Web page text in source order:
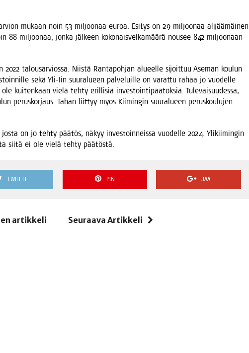
mukaan noin 53 mil­joo­naa euroa. Esi­tys on 29 mil­joo­naa ali­jää­mäi­nen.
88 mil­joo­naa, jon­ka jäl­keen koko­nais­vel­ka­mää­rä nousee 842 mil­joo­naan
2022 talous­ar­vios­sa. Niis­tä Ran­ta­poh­jan alu­eel­le sijoit­tuu Ase­man kou­lun
sekä Yli-Iin suur­alu­een pal­ve­luil­le on varat­tu rahaa jo vuo­del­le
kui­ten­kaan vie­lä teh­ty eril­li­siä inves­toin­ti­pää­tök­siä. Tule­vai­suu­des­sa,
perus­kor­jaus. Tähän liit­tyy myös Kii­min­gin suur­alu­een perus­kou­lu­jen
on jo teh­ty pää­tös, näkyy inves­toin­neis­sa vuo­del­le 2024. Yli­kii­min­gin
sii­tä ei ole vie­lä teh­ty päätöstä.
TWIITTI PIN JAA
artikkeli Seuraava Artikkeli